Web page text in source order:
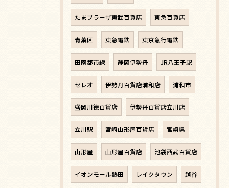
たまプラーザ東武百貨店 東急百貨店
青葉区 東急電鉄 東京急行電鉄
田園都市線 静岡伊勢丹 JR八王子駅
セレオ 伊勢丹百貨店浦和店 浦和市
盛岡川徳百貨店 伊勢丹百貨店立川店
立川駅 宮崎山形屋百貨店 宮崎県
山形屋 山形屋百貨店 池袋西武百貨店
イオンモール熱田 レイクタウン 越谷